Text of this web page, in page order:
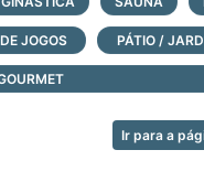
natação e infantil
e casas à venda,
JOGOS PÁTIO /
Ir para a